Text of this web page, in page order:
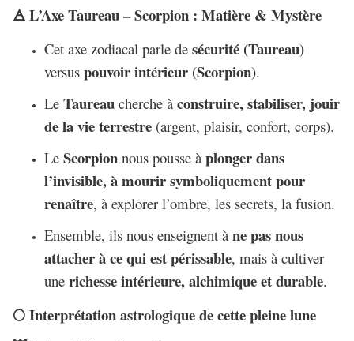
🜁L’Axe Taureau – Scorpion : Matière & Mystère
Cet axe zodiacal parle de sécurité (Taureau)
versus pouvoir intérieur (Scorpion).
Le Taureau cherche à construire, stabiliser, jouir
de la vie terrestre (argent, plaisir, confort, corps).
Le Scorpion nous pousse à plonger dans
l’invisible, à mourir symboliquement pour
renaître, à explorer l’ombre, les secrets, la fusion.
Ensemble, ils nous enseignent à ne pas nous
attacher à ce qui est périssable, mais à cultiver
une richesse intérieure, alchimique et durable.
🌕 Interprétation astrologique de cette pleine lune